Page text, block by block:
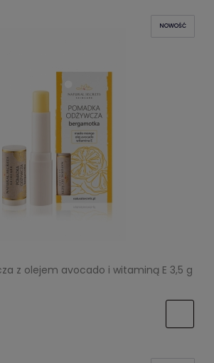
z olejem avocado i witaminą E 3,5 g
NOWOŚĆ